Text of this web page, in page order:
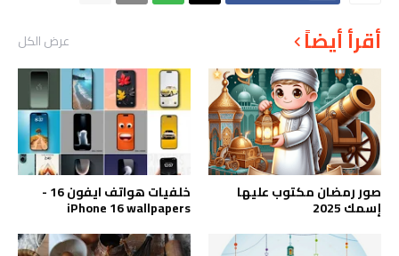
أقرأ أيضاً عرض الكل
صور رمضان مكتوب عليها
إسمك 2025
خلفيات هواتف ايفون 16 -
iPhone 16 wallpapers